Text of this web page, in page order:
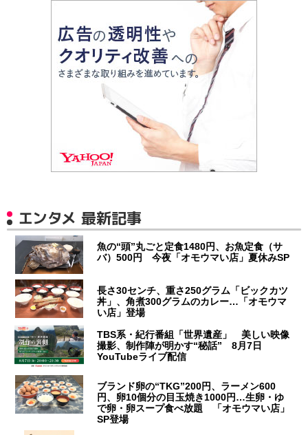
エンタメ 最新記事
魚の“頭”丸ごと定食1480円、お魚定食（サ
バ）500円 今夜「オモウマい店」夏休みSP
長さ30センチ、重さ250グラム「ビックカツ
丼」、角煮300グラムのカレー…「オモウマ
い店」登場
TBS系・紀行番組「世界遺産」 美しい映像
撮影、制作陣が明かす“秘話” 8月7日
YouTubeライブ配信
ブランド卵の“TKG”200円、ラーメン600
円、卵10個分の目玉焼き1000円…生卵・ゆ
で卵・卵スープ食べ放題 「オモウマい店」
SP登場